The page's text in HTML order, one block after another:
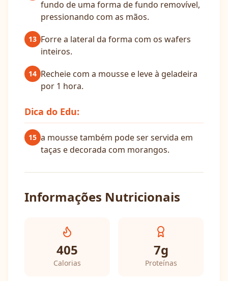
fundo de uma forma de fundo removível,
pressionando com as mãos.
13 Forre a lateral da forma com os wafers
inteiros.
14 Recheie com a mousse e leve à geladeira
por 1 hora.
Dica do Edu:
15 a mousse também pode ser servida em
taças e decorada com morangos.
Informações Nutricionais
405
Calorias
7g
Proteínas